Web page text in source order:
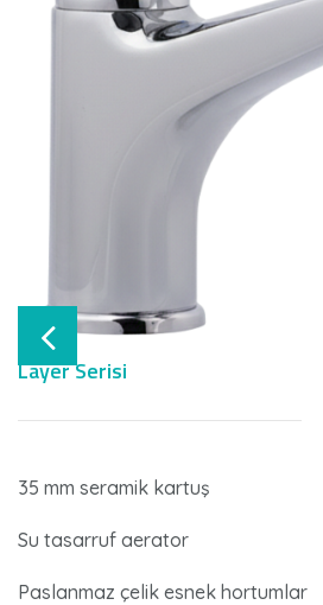
Layer Serisi
35 mm seramik kartuş
Su tasarruf aerator
Paslanmaz çelik esnek hortumlar